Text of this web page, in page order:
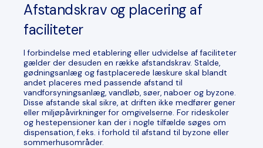
Afstandskrav og placering af
faciliteter
I forbindelse med etablering eller udvidelse af faciliteter
gælder der desuden en række afstandskrav. Stalde,
gødningsanlæg og fastplacerede læskure skal blandt
andet placeres med passende afstand til
vandforsyningsanlæg, vandløb, søer, naboer og byzone.
Disse afstande skal sikre, at driften ikke medfører gener
eller miljøpåvirkninger for omgivelserne. For rideskoler
og hestepensioner kan der i nogle tilfælde søges om
dispensation, f.eks. i forhold til afstand til byzone eller
sommerhusområder.